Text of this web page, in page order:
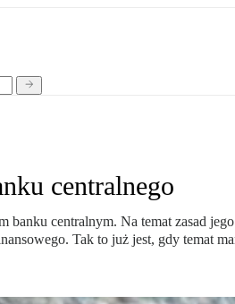
centralnego
banku centralnym. Na temat zasad
Tak to już jest, gdy temat